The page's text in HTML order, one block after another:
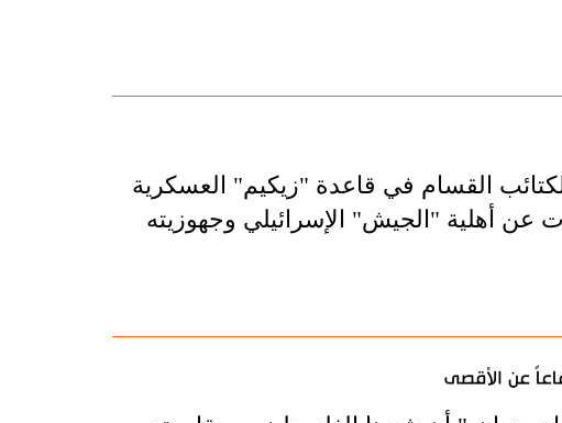
القسام في قاعدة "زيكيم" العسكرية
عن أهلية "الجيش" الإسرائيلي وجهوزيته
عن الأقصى